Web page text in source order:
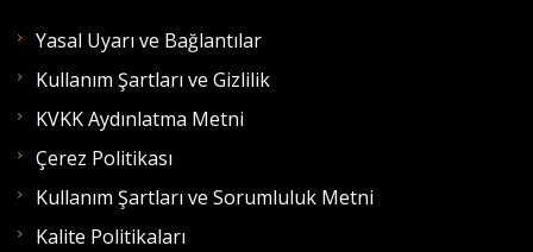
Yasal Uyarı ve Bağlantılar
Kullanım Şartları ve Gizlilik
KVKK Aydınlatma Metni
Çerez Politikası
Kullanım Şartları ve Sorumluluk Metni
Kalite Politikaları